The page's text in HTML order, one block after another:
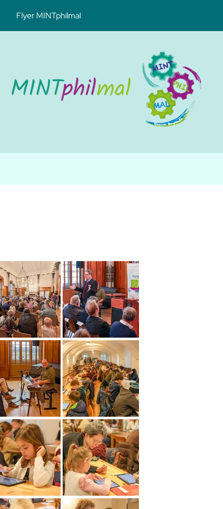
Flyer MINTphilmal